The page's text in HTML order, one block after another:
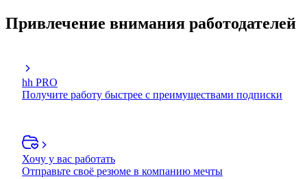
Привлечение внимания работодателей
hh PRO
Получите работу быстрее с преимуществами подписки
Хочу у вас работать
Отправьте своё резюме в компанию мечты